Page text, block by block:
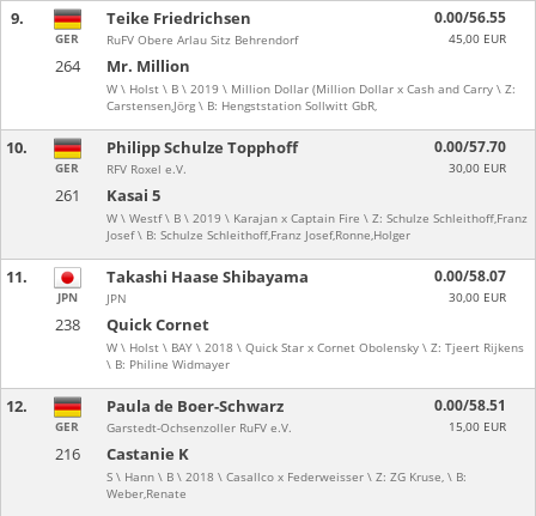
9.
264 Mr. Million
W \ Holst \ B \ 2019 \ Million Dollar (Million Dollar x Cash and Carry \ Z:
Carstensen,Jörg \ B: Hengststation Sollwitt GbR,
GER
Teike Friedrichsen
RuFV Obere Arlau Sitz Behrendorf
0.00/56.55
45,00 EUR
10.
261 Kasai 5
W \ Westf \ B \ 2019 \ Karajan x Captain Fire \ Z: Schulze Schleithoff,Franz
Josef \ B: Schulze Schleithoff,Franz Josef,Ronne,Holger
GER
Philipp Schulze Topphoff
RFV Roxel e.V.
0.00/57.70
30,00 EUR
11.
238 Quick Cornet
W \ Holst \ BAY \ 2018 \ Quick Star x Cornet Obolensky \ Z: Tjeert Rijkens
\ B: Philine Widmayer
JPN
Takashi Haase Shibayama
JPN
0.00/58.07
30,00 EUR
12.
216 Castanie K
S \ Hann \ B \ 2018 \ Casallco x Federweisser \ Z: ZG Kruse, \ B:
Weber,Renate
GER
Paula de Boer-Schwarz
Garstedt-Ochsenzoller RuFV e.V.
0.00/58.51
15,00 EUR